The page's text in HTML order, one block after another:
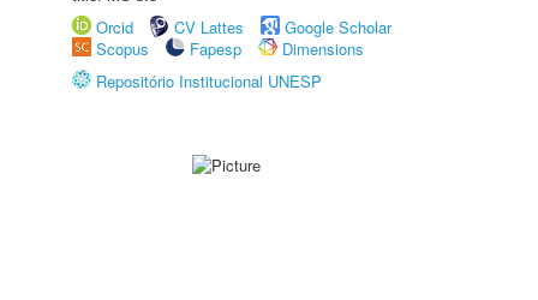
Orcid
CV Lattes
Google Scholar
Scopus
Fapesp
Dimensions
Repositório Institucional UNESP